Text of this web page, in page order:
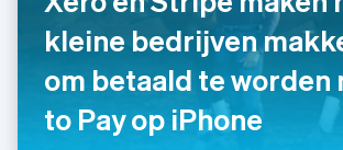
kleine bedrijven
om betaald te worden
to Pay op iPhone
日本語 English
Kroatië
EnglishItaliano
Letland
English
Liechtenstein
Deutsch English